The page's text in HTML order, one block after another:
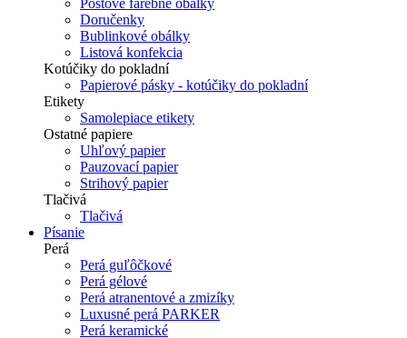
Poštové farebné obálky
Doručenky
Bublinkové obálky
Listová konfekcia
Kotúčiky do pokladní
Papierové pásky - kotúčiky do pokladní
Etikety
Samolepiace etikety
Ostatné papiere
Uhľový papier
Pauzovací papier
Strihový papier
Tlačivá
Tlačivá
Písanie
Perá
Perá guľôčkové
Perá gélové
Perá atranentové a zmizíky
Luxusné perá PARKER
Perá keramické